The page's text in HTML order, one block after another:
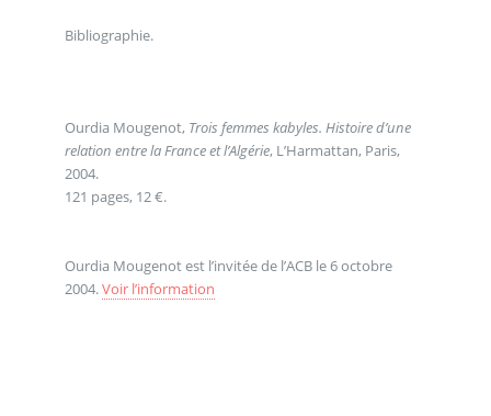
Bibliographie.
Ourdia Mougenot, Trois femmes kabyles. Histoire d’une
relation entre la France et l’Algérie, L’Harmattan, Paris,
2004.
121 pages, 12 €.
Ourdia Mougenot est l’invitée de l’ACB le 6 octobre
2004.Voir l’information